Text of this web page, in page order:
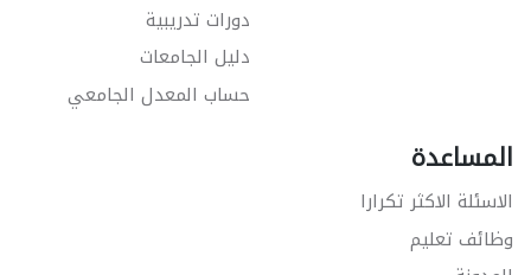
دورات تدريبية
دليل الجامعات
حساب المعدل الجامعي
المساعدة
الاسئلة الاكثر تكرارا
وظائف تعليم